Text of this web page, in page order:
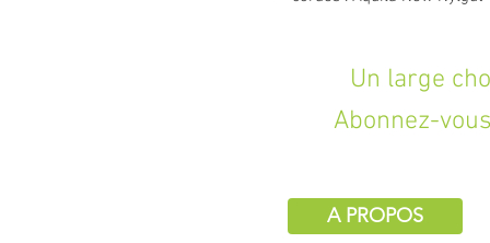
Un large choix
Abonnez-
A PROPOS